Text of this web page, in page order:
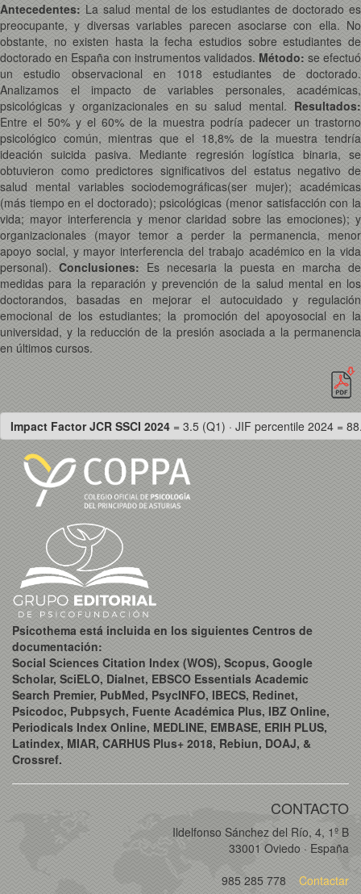
Antecedentes: La salud mental de los estudiantes de doctorado es
preocupante, y diversas variables parecen asociarse con ella. No
obstante, no existen hasta la fecha estudios sobre estudiantes de
doctorado en España con instrumentos validados. Método: se efectuó
un estudio observacional en 1018 estudiantes de doctorado.
Analizamos el impacto de variables personales, académicas,
psicológicas y organizacionales en su salud mental. Resultados:
Entre el 50% y el 60% de la muestra podría padecer un trastorno
psicológico común, mientras que el 18,8% de la muestra tendría
ideación suicida pasiva. Mediante regresión logística binaria, se
obtuvieron como predictores significativos del estatus negativo de
salud mental variables sociodemográficas(ser mujer); académicas
(más tiempo en el doctorado); psicológicas (menor satisfacción con la
vida; mayor interferencia y menor claridad sobre las emociones); y
organizacionales (mayor temor a perder la permanencia, menor
apoyo social, y mayor interferencia del trabajo académico en la vida
personal). Conclusiones: Es necesaria la puesta en marcha de
medidas para la reparación y prevención de la salud mental en los
doctorandos, basadas en mejorar el autocuidado y regulación
emocional de los estudiantes; la promoción del apoyosocial en la
universidad, y la reducción de la presión asociada a la permanencia
en últimos cursos.
Impact Factor JCR SSCI 2024 = 3.5 (Q1) · JIF percentile 2024 =
Psicothema está incluida en los siguientes Centros de
documentación:
Social Sciences Citation Index (WOS), Scopus, Google
Scholar, SciELO, Dialnet, EBSCO Essentials Academic
Search Premier, PubMed, PsycINFO, IBECS, Redinet,
Psicodoc, Pubpsych, Fuente Académica Plus, IBZ Online,
Periodicals Index Online, MEDLINE, EMBASE, ERIH PLUS,
Latindex, MIAR, CARHUS Plus+ 2018, Rebiun, DOAJ, &
Crossref.
CONTACTO
Ildelfonso Sánchez del Río, 4, 1º B
33001 Oviedo · España
985 285 778
Contactar